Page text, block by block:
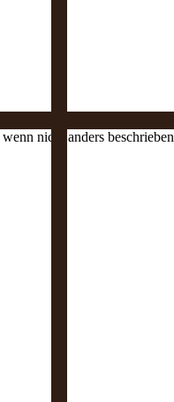
nicht anders beschrieben